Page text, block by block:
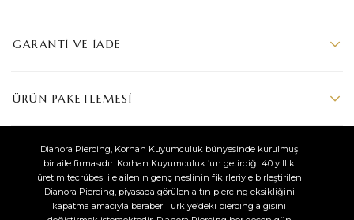
GARANTI VE İADE
ÜRÜN PAKETLEMESI
Dianora Piercing, Korhan Kuyumculuk bünyesinde kurulmuş
bir aile firmasıdır. Korhan Kuyumculuk ’un getirdiği 40 yıllık
üretim tecrübesi ile ailenin genç neslinin fikirleriyle birleştirilen
Dianora Piercing, piyasada görülen altın piercing eksikliğini
kapatma amacıyla beraber Türkiye’deki piercing algısını